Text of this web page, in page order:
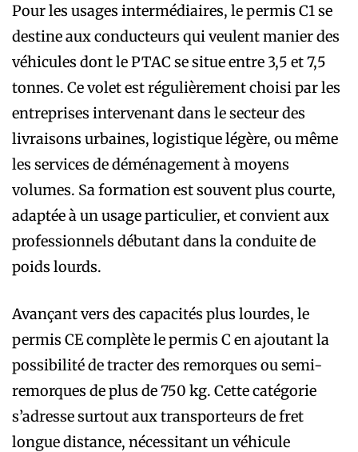
Pour les usages intermédiaires, le permis C1 se
destine aux conducteurs qui veulent manier des
véhicules dont le PTAC se situe entre 3,5 et 7,5
tonnes. Ce volet est régulièrement choisi par les
entreprises intervenant dans le secteur des
livraisons urbaines, logistique légère, ou même
les services de déménagement à moyens
volumes. Sa formation est souvent plus courte,
adaptée à un usage particulier, et convient aux
professionnels débutant dans la conduite de
poids lourds.
Avançant vers des capacités plus lourdes, le
permis CE complète le permis C en ajoutant la
possibilité de tracter des remorques ou semi-
remorques de plus de 750 kg. Cette catégorie
s’adresse surtout aux transporteurs de fret
longue distance, nécessitant un véhicule